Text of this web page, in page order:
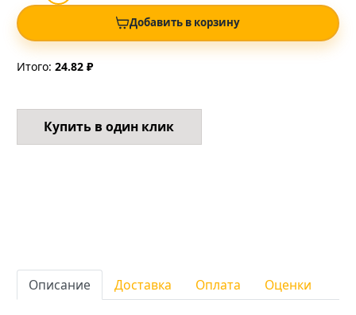
Добавить в корзину
Итого: 24.82 ₽
Купить в один клик
Описание Доставка Оплата Оценки